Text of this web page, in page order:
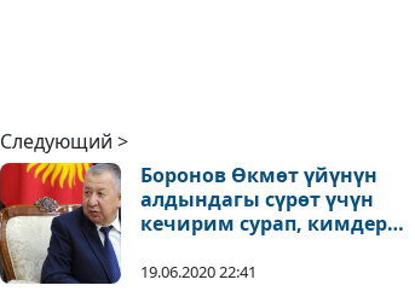
Следующий >
Боронов Өкмөт үйүнүн
алдындагы сүрөт үчүн
кечирим сурап, кимдер
айтты
19.06.2020 22:41